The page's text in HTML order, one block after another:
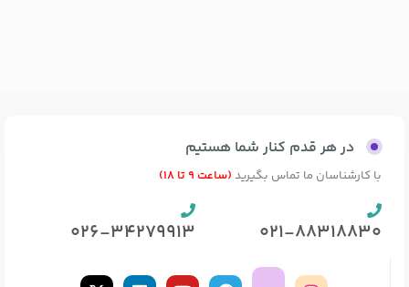
در هر قدم کنار شما هستیم
با کارشناسان ما تماس بگیرید (ساعت 9 تا 18)
021-88318830
026-34279913